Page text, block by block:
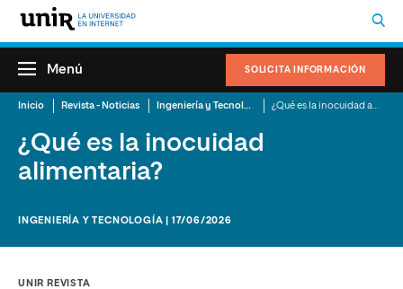
SOLICITA INFORMACIÓN
Menú
Inicio Revista - Noticias Ingeniería y Tecnología
¿Qué es la inocuidad
alimentaria?
INGENIERÍA Y TECNOLOGÍA | 17/06/2026
UNIR REVISTA